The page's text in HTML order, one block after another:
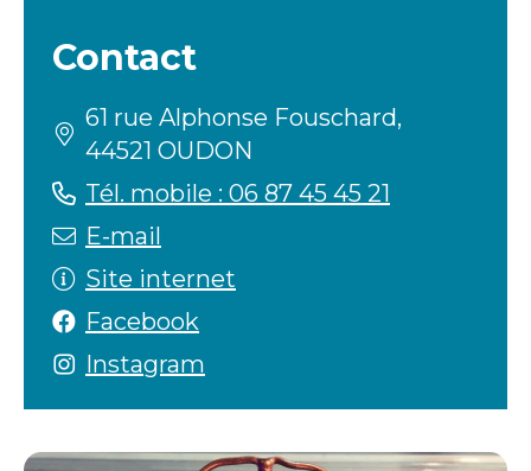
Contact
61 rue Alphonse Fouschard,
44521 OUDON
Tél. mobile : 06 87 45 45 21
E-mail
Site internet
Facebook
Instagram